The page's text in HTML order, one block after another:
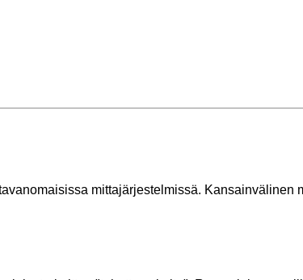
mittajärjestelmissä. Kansainvälinen